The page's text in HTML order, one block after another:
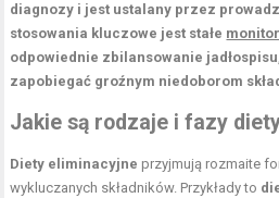
diagnozy i jest ustalany przez
stosowania kluczowe jest stałe
odpowiednie zbilansowanie jadłospisu
zapobiegać groźnym niedoborom
Jakie są rodzaje i fazy
Diety eliminacyjne przyjmują rozmaite
wykluczanych składników. Przykłady to